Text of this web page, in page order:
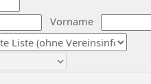
Vorname